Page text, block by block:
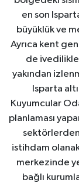
en son
büyüklük ve
Ayrıca kent
de
yakından
Isparta
Kuyumcular
planlaması
sektörlerden
istihdam
merkezinde
bağlı